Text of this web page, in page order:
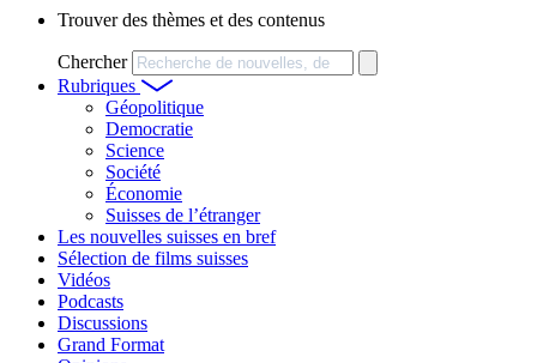
Trouver des thèmes et des contenus
Chercher
Rubriques
Géopolitique
Democratie
Science
Société
Économie
Suisses de l’étranger
Les nouvelles suisses en bref
Sélection de films suisses
Vidéos
Podcasts
Discussions
Grand Format